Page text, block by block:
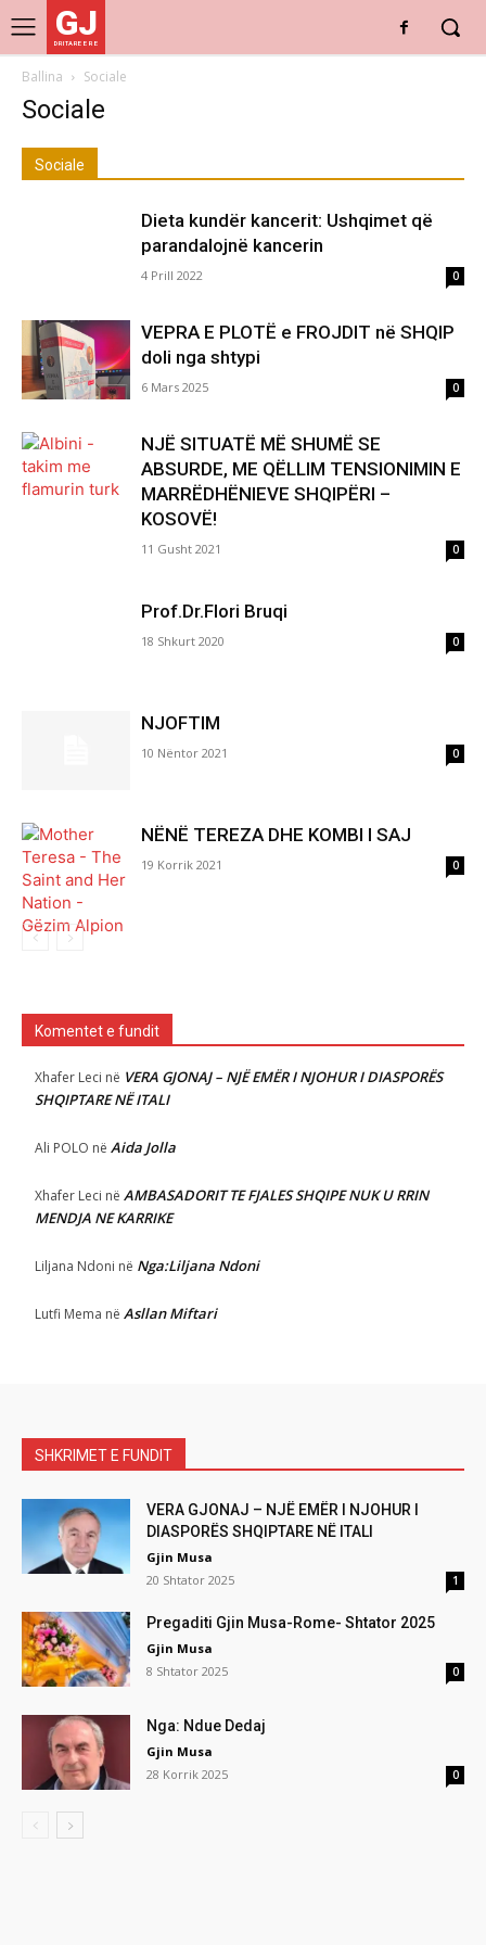
GJ
DRITARE E RE
Ballina Sociale
Sociale
Sociale
Dieta kundër kancerit: Ushqimet që
parandalojnë kancerin
4 Prill 2022 0
VEPRA E PLOTË e FROJDIT në SHQIP
doli nga shtypi
6 Mars 2025 0
NJË SITUATË MË SHUMË SE
ABSURDE, ME QËLLIM TENSIONIMIN E
MARRËDHËNIEVE SHQIPËRI –
KOSOVË!
11 Gusht 2021 0
Prof.Dr.Flori Bruqi
18 Shkurt 2020 0
NJOFTIM
10 Nëntor 2021 0
NËNË TEREZA DHE KOMBI I SAJ
19 Korrik 2021 0
Komentet e fundit
Xhafer Leci në VERA GJONAJ – NJË EMËR I NJOHUR I DIASPORËS
SHQIPTARE NË ITALI
Ali POLO në Aida Jolla
Xhafer Leci në AMBASADORIT TE FJALES SHQIPE NUK U RRIN
MENDJA NE KARRIKE
Liljana Ndoni në Nga:Liljana Ndoni
Lutfi Mema në Asllan Miftari
SHKRIMET E FUNDIT
VERA GJONAJ – NJË EMËR I NJOHUR I
DIASPORËS SHQIPTARE NË ITALI
Gjin Musa
20 Shtator 2025
1
Pregaditi Gjin Musa-Rome- Shtator 2025
Gjin Musa
8 Shtator 2025
0
Nga: Ndue Dedaj
Gjin Musa
28 Korrik 2025
0